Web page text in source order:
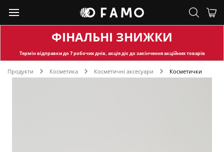
ФІНАЛЬНІ ЗНИЖКИ
Термін відправкидо 7 робочих днів, акція діє до закінчення акційних товарів
Продукти Косметика Косметичні аксесуари Косметички